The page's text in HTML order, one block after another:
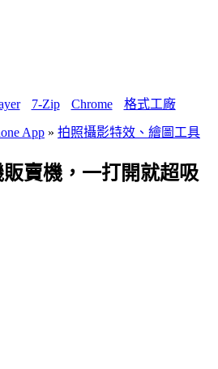
7-Zip Chrome 格式工廠
App » 拍照攝影特效、繪圖工具
販賣機，一打開就超吸